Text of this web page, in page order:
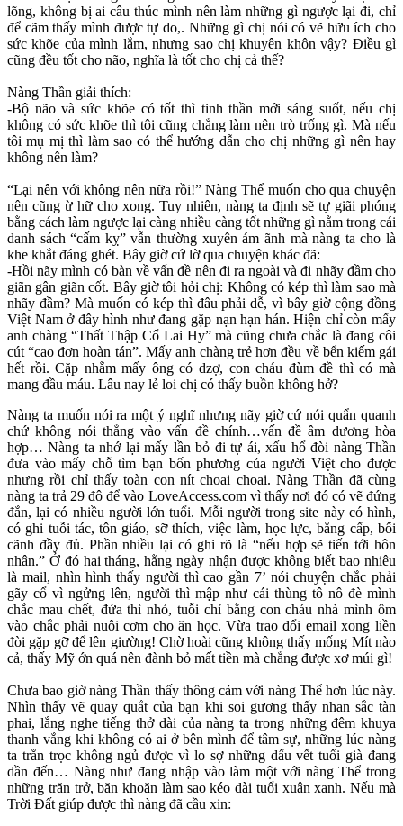
lõng, không bị ai câu thúc mình nên làm những gì ngược lại đi, chỉ
để cãm thấy mình được tự do,. Những gì chị nói có vẽ hữu ích cho
sức khõe của mình lắm, nhưng sao chị khuyên khôn vậy? Điều gì
cũng đều tốt cho não, nghĩa là tốt cho chị cả thế?
Nàng Thần giải thích:
-Bộ não và sức khõe có tốt thì tinh thần mới sáng suốt, nếu chị
không có sức khõe thì tôi cũng chẳng làm nên trò trống gì. Mà nếu
tôi mụ mị thì làm sao có thể hướng dẫn cho chị những gì nên hay
không nên làm?
“Lại nên với không nên nữa rồi!” Nàng Thể muốn cho qua chuyện
nên cũng ừ hữ cho xong. Tuy nhiên, nàng ta định sẽ tự giãi phóng
bằng cách làm ngược lại càng nhiều càng tốt những gì nằm trong cái
danh sách “cấm kỵ” vẫn thường xuyên ám ãnh mà nàng ta cho là
khe khắt đáng ghét. Bây giờ cứ lờ qua chuyện khác đã:
-Hồi nãy mình có bàn về vấn đề nên đi ra ngoài và đi nhãy đầm cho
giãn gân giãn cốt. Bây giờ tôi hỏi chị: Không có kép thì làm sao mà
nhãy đầm? Mà muốn có kép thì đâu phải dễ, vì bây giờ cộng đồng
Việt Nam ở đây hình như đang gặp nạn hạn hán. Hiện chỉ còn mấy
anh chàng “Thất Thập Cổ Lai Hy” mà cũng chưa chắc là đang côi
cút “cao đơn hoàn tán”. Mấy anh chàng trẻ hơn đều về bển kiếm gái
hết rồi. Cặp nhằm mấy ông có dzợ, con cháu đùm đề thì có mà
mang đầu máu. Lâu nay lẻ loi chị có thấy buồn không hở?
Nàng ta muốn nói ra một ý nghĩ nhưng nãy giờ cứ nói quẩn quanh
chứ không nói thẳng vào vấn đề chính…vấn đề âm dương hòa
hợp… Nàng ta nhớ lại mấy lần bỏ đi tự ái, xấu hổ đòi nàng Thần
đưa vào mấy chỗ tìm bạn bốn phương của người Việt cho được
nhưng rồi chỉ thấy toàn con nít choai choai. Nàng Thần đã cùng
nàng ta trả 29 đô để vào LoveAccess.com vì thấy nơi đó có vẽ đứng
đắn, lại có nhiều người lớn tuổi. Mỗi người trong site này có hình,
có ghi tuỗi tác, tôn giáo, sỡ thích, việc làm, học lực, bằng cấp, bối
cãnh đầy đủ. Phần nhiều lại có ghi rõ là “nếu hợp sẽ tiến tới hôn
nhân.” Ở đó hai tháng, hằng ngày nhận được không biết bao nhiêu
là mail, nhìn hình thấy người thì cao gần 7’ nói chuyện chắc phải
gãy cổ vì ngửng lên, người thì mập như cái thùng tô nô đè mình
chắc mau chết, đứa thì nhỏ, tuỗi chỉ bằng con cháu nhà mình ôm
vào chắc phải nuôi cơm cho ăn học. Vừa trao đổi email xong liền
đòi gặp gỡ để lên giường! Chờ hoài cũng không thấy mống Mít nào
cả, thấy Mỹ ớn quá nên đành bỏ mất tiền mà chẳng được xơ múi gì!
Chưa bao giờ nàng Thần thấy thông cảm với nàng Thể hơn lúc này.
Nhìn thấy vẽ quay quắt của bạn khi soi gương thấy nhan sắc tàn
phai, lắng nghe tiếng thở dài của nàng ta trong những đêm khuya
thanh vắng khi không có ai ở bên mình để tâm sự, những lúc nàng
ta trằn trọc không ngủ được vì lo sợ những dấu vết tuổi già đang
dần đến… Nàng như đang nhập vào làm một với nàng Thể trong
những trăn trở, băn khoăn làm sao kéo dài tuổi xuân xanh. Nếu mà
Trời Đất giúp được thì nàng đã cầu xin: